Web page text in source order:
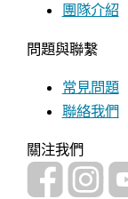
團隊介紹
問題與聯繫
常見問題
聯絡我們
關注我們